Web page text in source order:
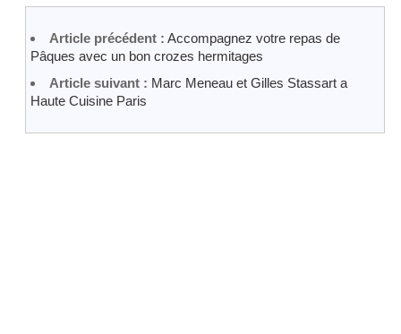
Article précédent : Accompagnez votre repas de
Pâques avec un bon crozes hermitages
Article suivant : Marc Meneau et Gilles Stassart a
Haute Cuisine Paris